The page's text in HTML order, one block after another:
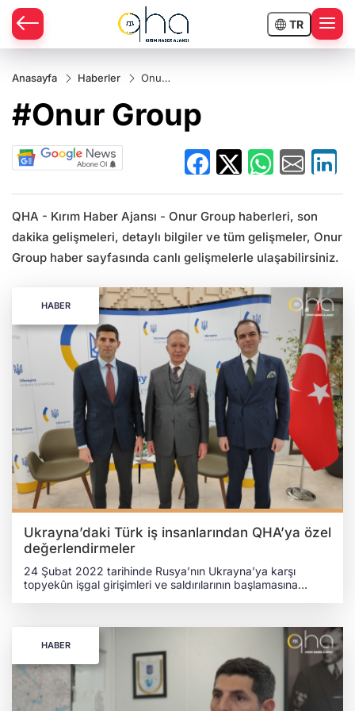
TR
Anasayfa Haberler
Onur
#Onur Group
QHA - Kırım Haber Ajansı - Onur Group haberleri, son
dakika gelişmeleri, detaylı bilgiler ve tüm gelişmeler, Onur
Group haber sayfasında canlı gelişmelerle ulaşabilirsiniz.
HABER
Ukrayna’daki Türk iş insanlarından QHA’ya özel
değerlendirmeler
24 Şubat 2022 tarihinde Rusya’nın Ukrayna’ya karşı
topyekûn işgal girişimleri ve saldırılarının başlamasına
Ukrayna'nın yeniden inşasına katılım gibi gelecek planları
değerlendirmelerde bulundu. “SAVAŞ DÖNEMİNDE
TÜRKİYE, UKRAYNA’DAKİ EN BÜYÜK YABANCI SERMAYE
YATIRIMCISI HALİNE GELDİ” Türkiye Ukrayna İş İnsanları
Derneği (TUİD) Başkanı Burak Pehlivan, devam eden
savaşın insanî anlamda çok büyük etkileri olduğu kadar
HABER